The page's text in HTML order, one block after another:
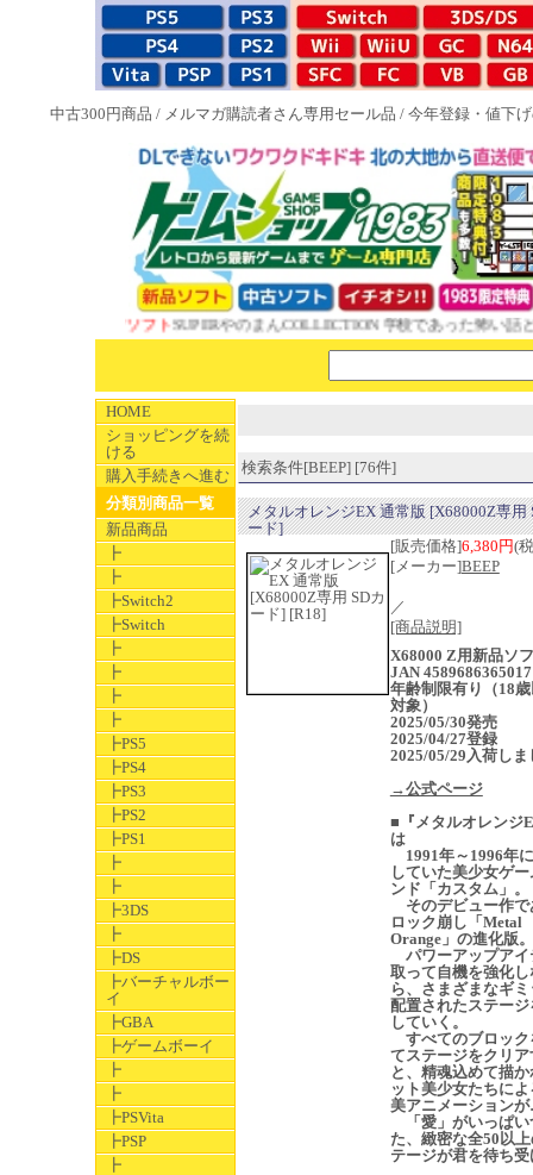
中古300円商品 / メルマガ購読者さん専用セール品 / 今年登録・値下
SUPERやのまんCOLLECTION 学校であった怖い話と晦󠄀つき
HOME
ショッピングを続
ける
購入手続きへ進む
分類別商品一覧
新品商品
┣
┣
┣Switch2
┣Switch
┣
┣
┣
┣
┣PS5
┣PS4
┣PS3
┣PS2
┣PS1
┣
┣
┣3DS
┣
┣DS
┣バーチャルボー
イ
┣GBA
┣ゲームボーイ
┣
┣
┣PSVita
┣PSP
┣
検索条件[BEEP] [76件]
メタルオレンジEX 通常版 [X68000Z専用
ード]
[販売価格]6,380円(
[メーカー]BEEP
／
[商品説明]
X68000 Z用新品
JAN 4589686365017
年齢制限有り（18
対象）
2025/05/30発売
2025/04/27登録
2025/05/29入荷しま
→公式ページ
■『メタルオレンジ
は
1991年～1996年
していた美少女ゲ
ンド「カスタム」。
そのデビュー作で
ロック崩し「Metal
Orange」の進化版。
パワーアップアイ
取って自機を強化し
ら、さまざまなギ
配置されたステージ
していく。
すべてのブロック
てステージをクリア
と、精魂込めて描
ット美少女たちに
美アニメーション
「愛」がいっぱい
た、緻密な全50以
テージが君を待ち